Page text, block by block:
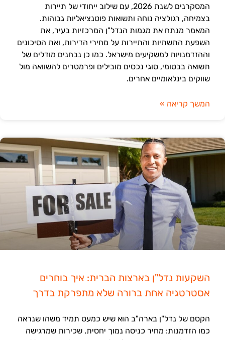
המסקרנים לשנת 2026, עם שילוב ייחודי של תיירות
בצמיחה, רגולציה נוחה ותשואות פוטנציאליות גבוהות.
המאמר מנתח את מגמות הנדל"ן המרכזיות בעיר, את
השפעת התשתיות והתיירות על מחירי הדירות, ואת הסיכונים
וההזדמנויות למשקיעים מישראל. כמו כן נבחנים מודלים של
תשואה בבטומי, סוגי נכסים מובילים ופרמטרים להשוואה מול
שווקים בינלאומיים אחרים.
המשך קריאה »
השקעות נדל"ן בארצות הברית: איך בוחרים
אסטרטגיה אחת ברורה שלא מתפרקת בדרך
הקסם של נדל"ן בארה"ב הוא שיש כמעט תמיד משהו שנראה
כמו הזדמנות: מחיר כניסה נמוך יחסית, שכירות שמרגישה